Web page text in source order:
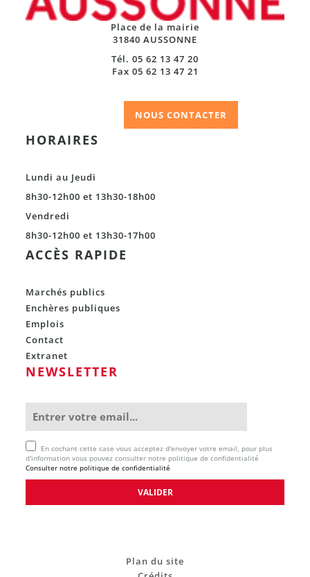
Place de la mairie
31840 AUSSONNE
Tél. 05 62 13 47 20
Fax 05 62 13 47 21
NOUS CONTACTER
HORAIRES
Lundi au Jeudi
8h30-12h00 et 13h30-18h00
Vendredi
8h30-12h00 et 13h30-17h00
ACCÈS RAPIDE
Marchés publics
Enchères publiques
Emplois
Contact
Extranet
NEWSLETTER
En cochant cette case vous acceptez d'envoyer votre email, pour plus
d'information vous pouvez consulter notre politique de confidentialité
Consulter notre politique de confidentialité
Plan du site